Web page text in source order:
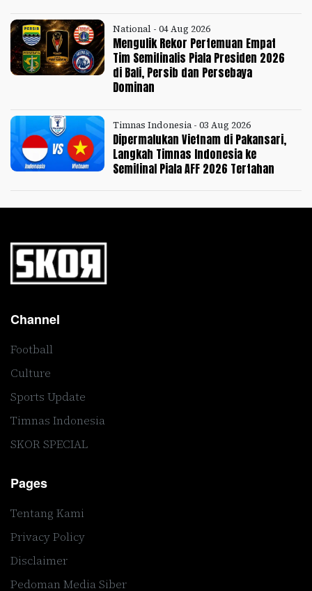
National - 04 Aug 2026
Mengulik Rekor Pertemuan Empat
Tim Semifinalis Piala Presiden 2026
di Bali, Persib dan Persebaya
Dominan
Timnas Indonesia - 03 Aug 2026
Dipermalukan Vietnam di Pakansari,
Langkah Timnas Indonesia ke
Semifinal Piala AFF 2026 Tertahan
Channel
Football
Culture
Sports Update
Timnas Indonesia
SKOR SPECIAL
Pages
Tentang Kami
Privacy Policy
Disclaimer
Pedoman Media Siber